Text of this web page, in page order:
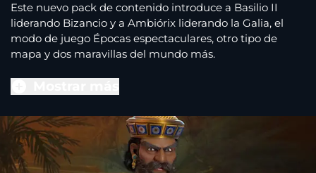
Este nuevo pack de contenido introduce a Basilio II
liderando Bizancio y a Ambiórix liderando la Galia, el
modo de juego Épocas espectaculares, otro tipo de
mapa y dos maravillas del mundo más.